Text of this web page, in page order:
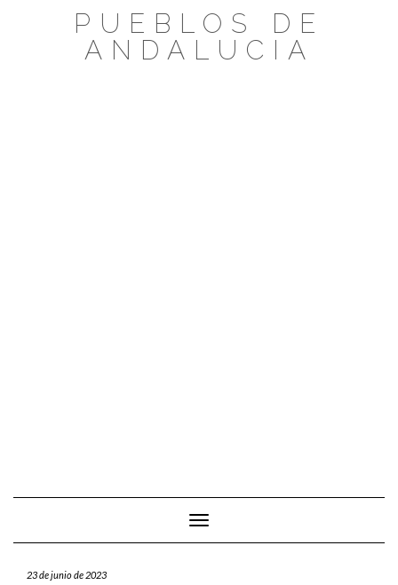
PUEBLOS DE
ANDALUCIA
Cambiar modo de navegación
23 de junio de 2023